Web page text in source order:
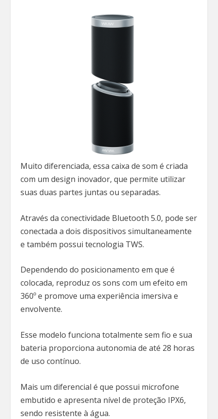
Muito diferenciada, essa caixa de som é criada
com um design inovador, que permite utilizar
suas duas partes juntas ou separadas.
Através da conectividade Bluetooth 5.0, pode ser
conectada a dois dispositivos simultaneamente
e também possui tecnologia TWS.
Dependendo do posicionamento em que é
colocada, reproduz os sons com um efeito em
360º e promove uma experiência imersiva e
envolvente.
Esse modelo funciona totalmente sem fio e sua
bateria proporciona autonomia de até 28 horas
de uso contínuo.
Mais um diferencial é que possui microfone
embutido e apresenta nível de proteção IPX6,
sendo resistente à água.